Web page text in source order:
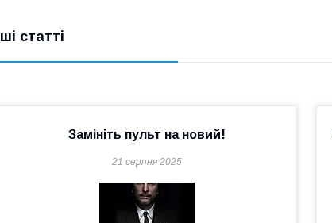
статті
Замініть пульт на новий!
21 серпня 2025